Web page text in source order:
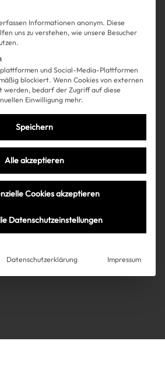
Kooperationen
AGB
Über uns
Kooperationen
Instagram
Très Click
Impressum
AGB
Informationen anonym. Diese
uns zu verstehen, wie unsere Besucher
und Social-Media-Plattformen
blockiert. Wenn Cookies von externen
werden, bedarf der Zugriff auf diese
Einwilligung mehr.
Speichern
Alle akzeptieren
Cookies akzeptieren
Datenschutzeinstellungen
Datenschutzerklärung Impressum